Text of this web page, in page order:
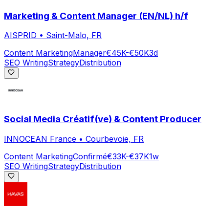
Marketing & Content Manager (EN/NL) h/f
AISPRID • Saint-Malo, FR
Content MarketingManager€45K-€50K3d
SEO WritingStrategyDistribution
Social Media Créatif(ve) & Content Producer
INNOCEAN France • Courbevoie, FR
Content MarketingConfirmé€33K-€37K1w
SEO WritingStrategyDistribution